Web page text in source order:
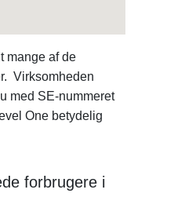
mange af de
Virksomheden
med SE-nummeret
One betydelig
forbrugere i